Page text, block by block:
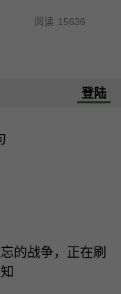
阅读 15636
登陆
的战争，正在刷